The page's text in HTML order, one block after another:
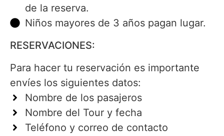
de la reserva.
Niños mayores de 3 años pagan lugar.
RESERVACIONES:
Para hacer tu reservación es importante
envíes los siguientes datos:
Nombre de los pasajeros
Nombre del Tour y fecha
Teléfono y correo de contacto